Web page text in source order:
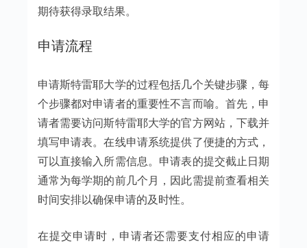
期待获得录取结果。
申请流程
申请斯特雷耶大学的过程包括几个关键步骤，每
个步骤都对申请者的重要性不言而喻。首先，申
请者需要访问斯特雷耶大学的官方网站，下载并
填写申请表。在线申请系统提供了便捷的方式，
可以直接输入所需信息。申请表的提交截止日期
通常为每学期的前几个月，因此需提前查看相关
时间安排以确保申请的及时性。
在提交申请时，申请者还需要支付相应的申请